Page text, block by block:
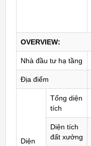
OVERVIEW:
Nhà đầu tư hạ tầng
Địa điểm
Diện
Tổng diện
tích
Diện tích
đất xưởng